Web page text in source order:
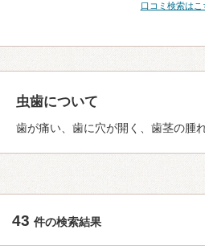
口コミ検索はこ
虫歯について
歯が痛い、歯に穴が開く、歯茎の腫
43 件の検索結果